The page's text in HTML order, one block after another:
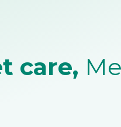
care,